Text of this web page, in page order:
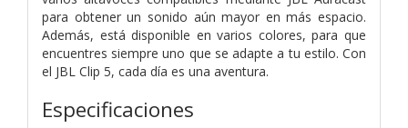
para obtener un sonido aún mayor en más espacio.
Además, está disponible en varios colores, para que
encuentres siempre uno que se adapte a tu estilo. Con
el JBL Clip 5, cada día es una aventura.
Especificaciones